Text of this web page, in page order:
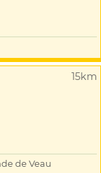
15km
de Veau